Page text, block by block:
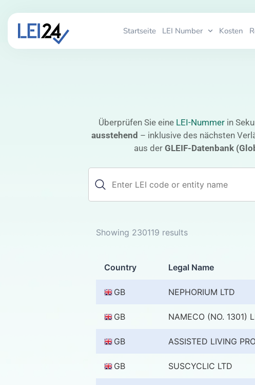
Startseite LEI Number Kosten
Überprüfen Sie eine LEI-Nummer in
ausstehend – inklusive des nächsten
aus der GLEIF-Datenbank
Showing 230119 results
Country Legal Name
GB NEPHORIUM LTD
GB NAMECO (NO. 1301)
GB ASSISTED LIVING
GB SUSCYCLIC LTD